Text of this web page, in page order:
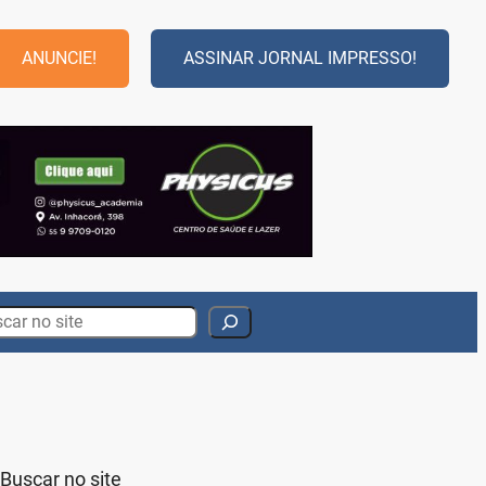
ANUNCIE! ASSINAR JORNAL IMPRESSO!
Buscar no site